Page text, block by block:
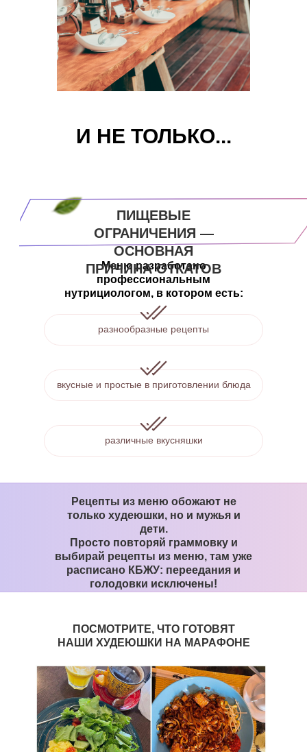
И НЕ ТОЛЬКО...
различные вкусняшки
вкусные и простые в приготовлении блюда
разнообразные рецепты
Меню разработано
профессиональным
нутрициологом, в котором есть:
ПИЩЕВЫЕ
ОГРАНИЧЕНИЯ —
ОСНОВНАЯ
ПРИЧИНА ОТКАТОВ
Рецепты из меню обожают не
только худеюшки, но и мужья и
дети.
Просто повторяй граммовку и
выбирай рецепты из меню, там уже
расписано КБЖУ: переедания и
голодовки исключены!
ПОСМОТРИТЕ, ЧТО ГОТОВЯТ
НАШИ ХУДЕЮШКИ НА МАРАФОНЕ